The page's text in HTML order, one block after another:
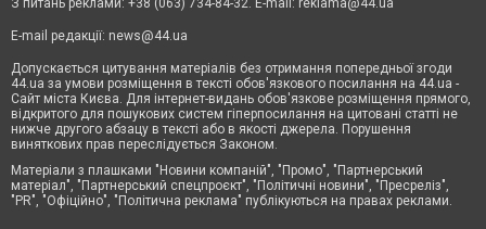
З питань реклами: +38 (063) 734-84-32. E-mail: reklama@44.ua
E-mail редакції: news@44.ua
Допускається цитування матеріалів без отримання попередньої згоди
44.ua за умови розміщення в тексті обов'язкового посилання на 44.ua -
Сайт міста Києва. Для інтернет-видань обов'язкове розміщення прямого,
відкритого для пошукових систем гіперпосилання на цитовані статті не
нижче другого абзацу в тексті або в якості джерела. Порушення
виняткових прав переслідується Законом.
Матеріали з плашками "Новини компаній", "Промо", "Партнерський
матеріал", "Партнерський спецпроєкт", "Політичні новини", "Пресреліз",
"PR", "Офіційно", "Політична реклама" публікуються на правах реклами.